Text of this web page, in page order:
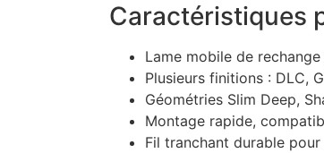
Caractéristiques
Lame mobile de
Plusieurs finitions : DLC,
Géométries Slim Deep,
Montage rapide,
Fil tranchant durable